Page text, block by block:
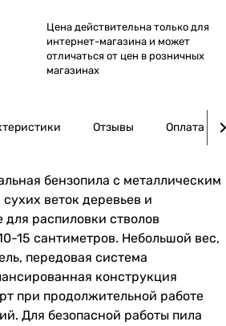
Цена действительна только для
интернет-магазина и может
отличаться от цен в розничных
магазинах
Отзывы Оплата
бензопила с металлическим
веток деревьев и
для распиловки стволов
15 сантиметров. Небольшой вес,
передовая система
конструкция
при продолжительной работе
Для безопасной работы пила